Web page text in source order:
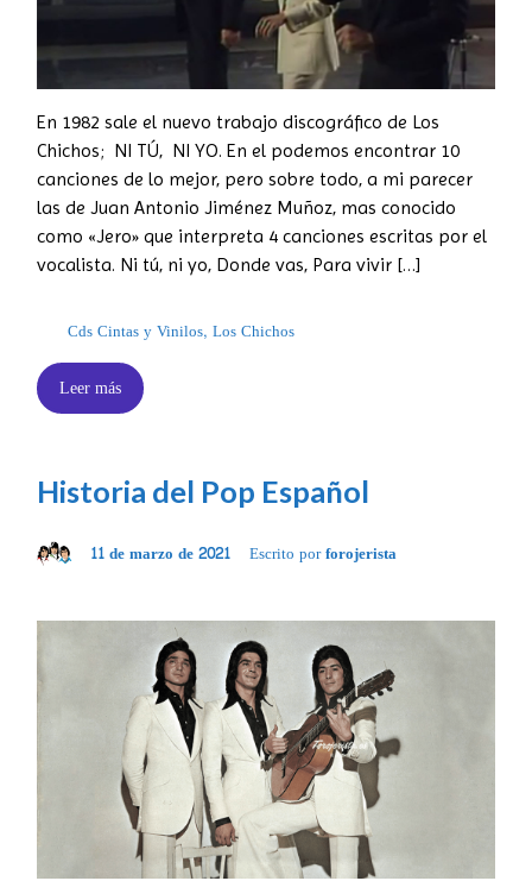
En 1982 sale el nuevo trabajo discográfico de Los
Chichos; NI TÚ, NI YO. En el podemos encontrar 10
canciones de lo mejor, pero sobre todo, a mi parecer
las de Juan Antonio Jiménez Muñoz, mas conocido
como «Jero» que interpreta 4 canciones escritas por el
vocalista. Ni tú, ni yo, Donde vas, Para vivir […]
Cds Cintas y Vinilos, Los Chichos
Leer más
Historia del Pop Español
11 de marzo de 2021 Escrito porforojerista